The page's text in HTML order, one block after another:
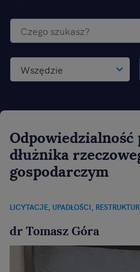
Wszędzie
dłużnika
gospodarczym
LICYTACJE, UPADŁOŚCI,
dr Tomasz Góra